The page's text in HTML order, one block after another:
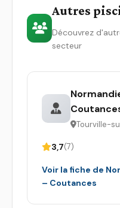
Autres
Découvrez
secteur
Tourville-
3,7(7)
Voir la fiche de
– Coutances